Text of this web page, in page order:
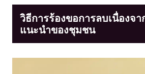
วิธีการร้องขอการลบเนื่องจ
แนะนำของชุมชน